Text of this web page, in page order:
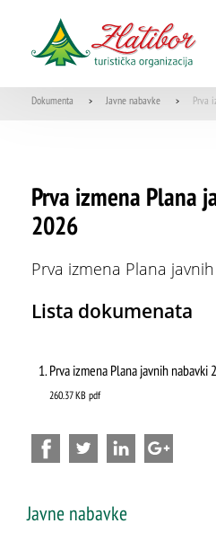
Odmarališta
Pansioni
Kafići
Dokumenta > Javne nabavke > Prva
Prva izmena Plana
2026
Prva izmena Plana
Lista dokumenata
Prva izmena Plana javnih nabavki
260.37 KB pdf
Javne nabavke